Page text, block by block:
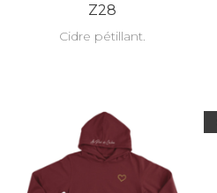
Z28
Cidre pétillant.